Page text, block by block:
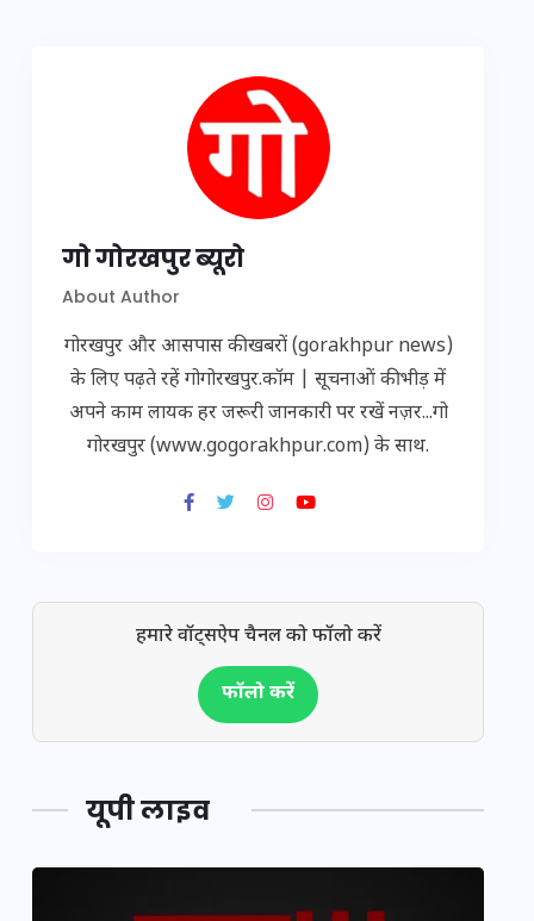
गो गोरखपुर ब्यूरो
About Author
गोरखपुर और आसपास की खबरों (gorakhpur news)
के लिए पढ़ते रहें गोगोरखपुर.कॉम | सूचनाओं की भीड़ में
अपने काम लायक हर जरूरी जानकारी पर रखें नज़र...गो
गोरखपुर (www.gogorakhpur.com) के साथ.
हमारे वॉट्सऐप चैनल को फॉलो करें
फॉलो करें
यूपी लाइव